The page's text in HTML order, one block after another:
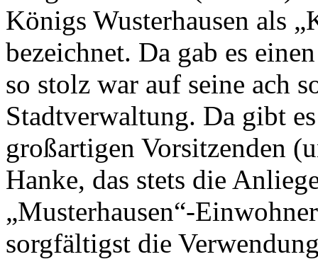
Königs Wusterhausen als
bezeichnet. Da gab es
so stolz war auf seine ach
Stadtverwaltung. Da gibt
großartigen Vorsitzenden
Hanke, das stets die
„Musterhausen“-
sorgfältigst die